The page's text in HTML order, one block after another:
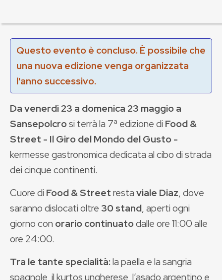
Questo evento è concluso. È possibile che
una nuova edizione venga organizzata
l'anno successivo.
Da venerdì 23 a domenica 23 maggio a
Sansepolcrosi terrà la 7ª edizione di Food &
Street - Il Giro del Mondo del Gusto -
kermesse gastronomica dedicata al cibo di strada
dei cinque continenti.
Cuore di Food & Streetrestaviale Diaz, dove
saranno dislocati oltre 30 stand, aperti ogni
giorno con orario continuatodalle ore 11:00 alle
ore 24:00.
Tra le tante specialità:lapaella e la sangria
spagnole, il kurtos ungherese, l’asado argentino e